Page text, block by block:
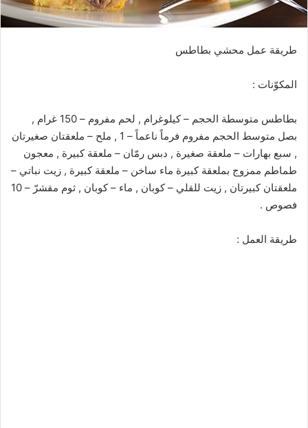
طريقة عمل محشي بطاطس
المكوّنات :
بطاطس متوسطة الحجم – كيلوغرام , لحم مفروم – 150 غرام ,
بصل متوسط الحجم مفروم فرماً ناعماً – 1 , ملح – ملعقتان صغيرتان
, سبع بهارات – ملعقة صغيرة , دبس رمّان – ملعقة كبيرة , معجون
طماطم ممزوج بملعقة كبيرة ماء ساخن – ملعقة كبيرة , زيت نباتي –
ملعقتان كبيرتان , زيت للقلي – كوبان , ماء – كوبان , ثوم مقشرّ – 10
فصوص .
طريقة العمل :